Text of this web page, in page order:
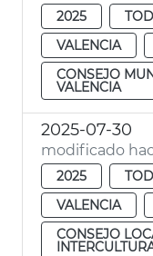
2025
VALENCIA
CONSEJO
VALENCIA
2025-07-30
modificado
2025
VALENCIA
CONSEJO